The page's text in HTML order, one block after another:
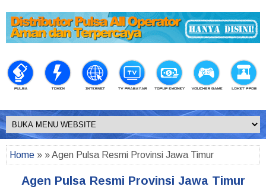
Home » » Agen Pulsa Resmi Provinsi Jawa Timur
Agen Pulsa Resmi Provinsi Jawa Timur